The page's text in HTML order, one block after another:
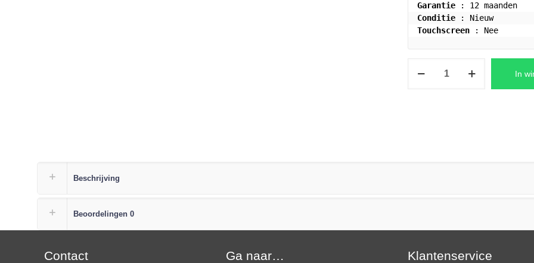
Garantie
Conditie
: Nieuw
Touchscreen : Nee
aantal
In
Beschrijving
Beoordelingen 0
Contact Ga naar… Klantenservice